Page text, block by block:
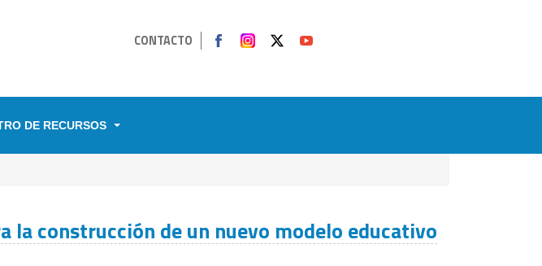
CONTACTO
DE RECURSOS
la construcción de un nuevo modelo educativo